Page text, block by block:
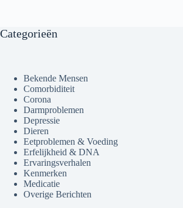
Categorieën
Bekende Mensen
Comorbiditeit
Corona
Darmproblemen
Depressie
Dieren
Eetproblemen & Voeding
Erfelijkheid & DNA
Ervaringsverhalen
Kenmerken
Medicatie
Overige Berichten